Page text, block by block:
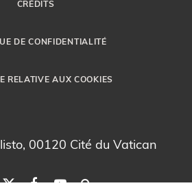
CRÉDITS
DE CONFIDENTIALITÉ
RELATIVE AUX COOKIES
00120 Cité du Vatican